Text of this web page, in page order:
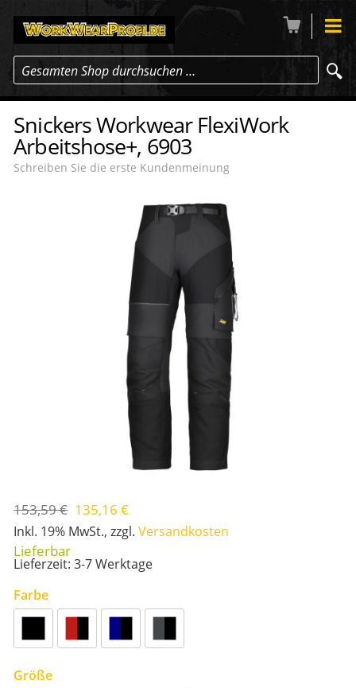
Gesamten Shop durchsuchen …
Snickers Workwear FlexiWork
Arbeitshose+, 6903
Schreiben Sie die erste Kundenmeinung
153,59 € 135,16 €
Inkl. 19% MwSt.,zzgl.Versandkosten
Lieferzeit: 3-7 Werktage
Farbe
Größe